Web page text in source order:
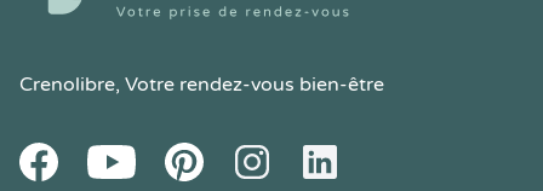
Crenolibre, Votre rendez-vous bien-être
FacebookYoutube PinteresetInstagramLinkedIn